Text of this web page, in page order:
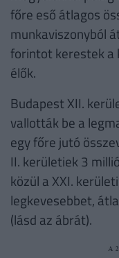
főre eső átlagos
munkaviszonyból
forintot kerestek a
élők.
Budapest XII.
vallották be a
egy főre jutó
II. kerületiek 3
közül a XXI.
legkevesebbet,
(lásd az ábrát).